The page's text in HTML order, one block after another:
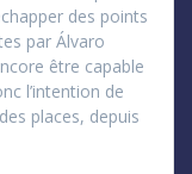
des points
par Álvaro
être capable
l’intention de
places, depuis